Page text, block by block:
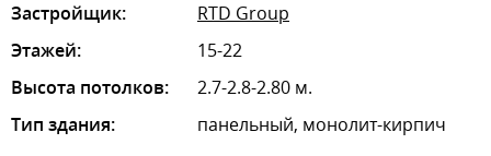
Застройщик:
RTD Group
Этажей:
15-22
Высота потолков:
2.7-2.8-2.80 м.
Тип здания:
панельный, монолит-кирпич